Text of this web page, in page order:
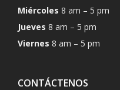
Miércoles 8 am – 5 pm
Jueves 8 am – 5 pm
Viernes 8 am – 5 pm
CONTÁCTENOS